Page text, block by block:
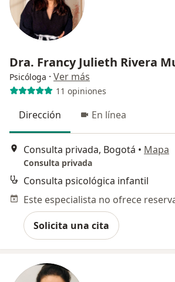
Dra. Francy Julieth Rivera
Psicóloga · Ver más
11 opiniones
Dirección En línea
Consulta privada, Bogotá • Mapa
Consulta privada
Consulta psicológica infantil
Solicita una cita